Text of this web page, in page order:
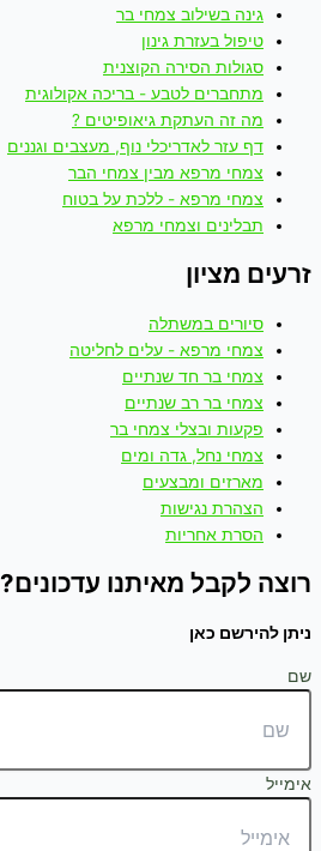
גינה בשילוב צמחי בר
טיפול בעזרת גינון
סגולות הסירה הקוצנית
מתחברים לטבע - בריכה אקולוגית
מה זה העתקת גיאופיטים ?
דף עזר לאדריכלי נוף, מעצבים וגננים
צמחי מרפא מבין צמחי הבר
צמחי מרפא - ללכת על בטוח
תבלינים וצמחי מרפא
זרעים מציון
סיורים במשתלה
צמחי מרפא - עלים לחליטה
צמחי בר חד שנתיים
צמחי בר רב שנתיים
פקעות ובצלי צמחי בר
צמחי נחל, גדה ומים
מארזים ומבצעים
הצהרת נגישות
הסרת אחריות
רוצה לקבל מאיתנו עדכונים?
ניתן להירשם כאן
שם
אימייל